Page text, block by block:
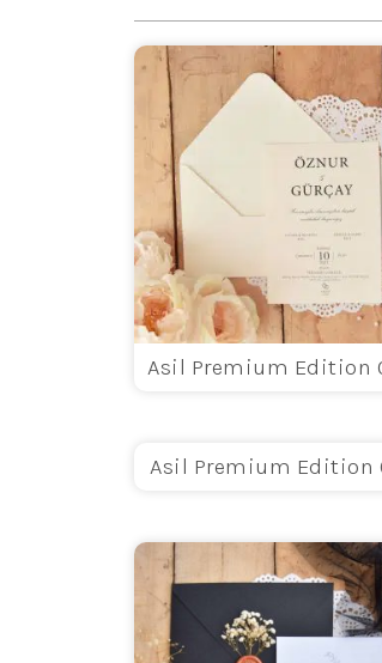
Asil Premium Edition
Asil Premium Edition